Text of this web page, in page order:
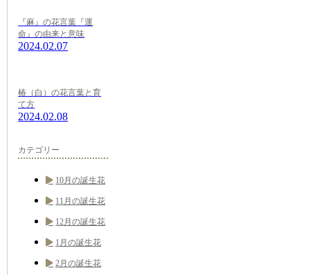
『麻』の花言葉『運
命』の由来と意味
2024.02.07
椿（白）の花言葉と育
て方
2024.02.08
カテゴリー
10月の誕生花
11月の誕生花
12月の誕生花
1月の誕生花
2月の誕生花